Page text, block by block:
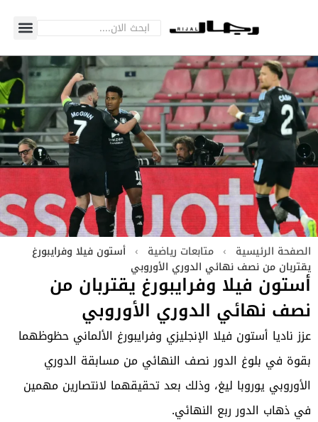
الصفحة الرئيسية › متابعات رياضية › أستون فيلا وفرايبورغ
يقتربان من نصف نهائي الدوري الأوروبي
أستون فيلا وفرايبورغ يقتربان من
نصف نهائي الدوري الأوروبي
عزز ناديا أستون فيلا الإنجليزي وفرايبورغ الألماني حظوظهما
بقوة في بلوغ الدور نصف النهائي من مسابقة الدوري
الأوروبي يوروبا ليغ، وذلك بعد تحقيقهما لانتصارين مهمين
في ذهاب الدور ربع النهائي.